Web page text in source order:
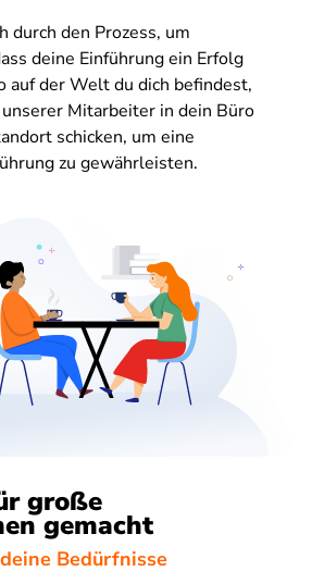
durch den Prozess, um
deine Einführung ein Erfolg
auf der Welt du dich befindest,
Mitarbeiter in dein Büro
schicken, um eine
zu gewährleisten.
große
gemacht
Bedürfnisse